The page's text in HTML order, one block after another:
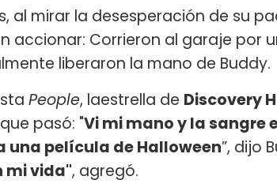
al mirar la desesperación de su
accionar: Corrieron al garaje por
liberaron la mano de Buddy.
People, laestrella de Discovery
pasó: "Vi mi mano y la sangre
una película de Halloween”, dijo
mi vida", agregó.